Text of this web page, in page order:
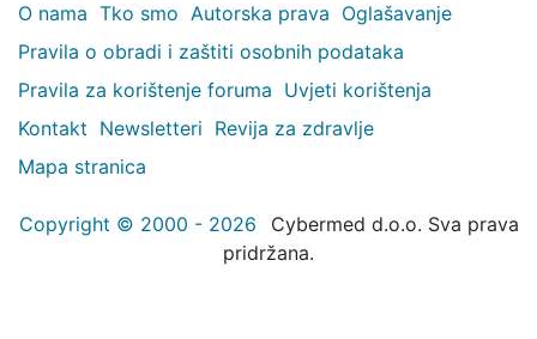
O nama Tko smo Autorska prava Oglašavanje
Pravila o obradi i zaštiti osobnih podataka
Pravila za korištenje foruma Uvjeti korištenja
Kontakt Newsletteri Revija za zdravlje
Mapa stranica
Copyright © 2000 - 2026
Cybermed d.o.o. Sva prava
pridržana.